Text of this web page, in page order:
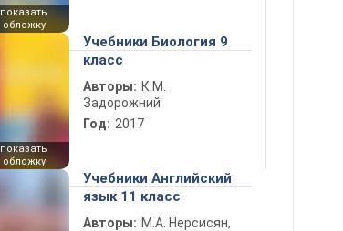
показать
обложку
показать
обложку
Учебники Биология 9
класс
Авторы: К.М.
Задорожний
Год: 2017
Учебники Английский
язык 11 класс
Авторы: М.А. Нерсисян,